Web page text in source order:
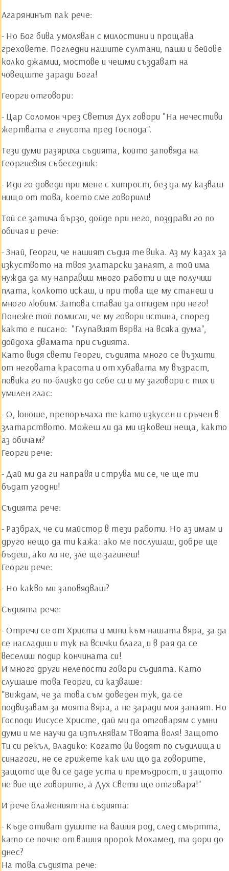
Агарянинът пак рече:
- Но Бог бива умоляван с милостини и прощава
греховете. Погледни нашите султани, паши и бейове
колко джамии, мостове и чешми създават на
човецште заради Бога!
Георги отговори:
- Цар Соломон чрез Светия Дух говори "На нечестиви
жертвата е гнусота пред Господа".
Тези думи разяриха съдията, който заповяда на
Георгиевия събеседник:
- Иди го доведи при мене с хитрост, без да му казваш
нищо от това, което сме говорили!
Той се затича бързо, дойде при него, поздрави го по
обичая и рече:
- Знай, Георги, че нашият съдия те вика. Аз му казах за
изкуството на твоя златарски занаят, а той има
нужда да му направиш много работи и ще получиш
плата, колкото искаш, и при това ще му станеш и
много любим. Затова ставай да отидем при него!
Понеже той помисли, че му говори истина, според
както е писано: "Глупавият вярва на всяка дума",
дойдоха двамата при съдията.
Като видя свети Георги, съдията много се възхити
от неговата красота и от хубавата му възраст,
повика го по-близко до себе си и му заговори с тих и
умилен глас:
- О, юноше, препоръчаха те като изкусен и сръчен в
златарството. Можеш ли да ми изковеш неща, както
аз обичам?
Георги рече:
- Дай ми да ги направя и струва ми се, че ще ти
бъдат угодни!
Съдията рече:
- Разбрах, че си майстор в тези работи. Но аз имам и
друго нещо да ти кажа: ако ме послушаш, добре ще
бъдеш, ако ли не, зле ще загинеш!
Георги рече:
- Но какво ми заповядваш?
Съдията рече:
- Отречи се от Христа и мини към нашата вяра, за да
се насладиш и тук на всички блага, и в рая да се
веселиш подир кончината си!
И много други нелепости говори съдията. Като
слушаше това Георги, си казваше:
"Виждам, че за това съм доведен тук, да се
подвизавам за моята вяра, а не заради моя занаят. Но
Господи Иисусе Христе, дай ми да отговарям с умни
думи и ме научи да изпълнявам Твоята воля! Защото
Ти си рекъл, Владико: Когато ви водят по съдилища и
синагоги, не се грижете как или що да говорите,
защото ще ви се даде уста и премъдрост, и защото
не вие ще говорите, а Дух Свети ще отговаря!"
И рече блаженият на съдията:
- Къде отиват душите на вашия род, след смъртта,
като се почне от вашия пророк Мохамед, та дори до
днес?
На това съдията рече: